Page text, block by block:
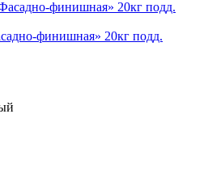
финишная» 20кг подд.